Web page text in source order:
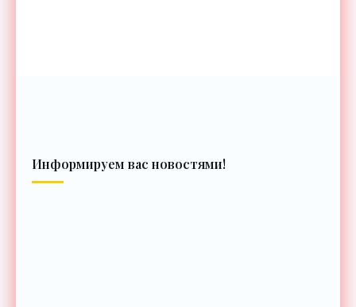
Информируем вас новостями!